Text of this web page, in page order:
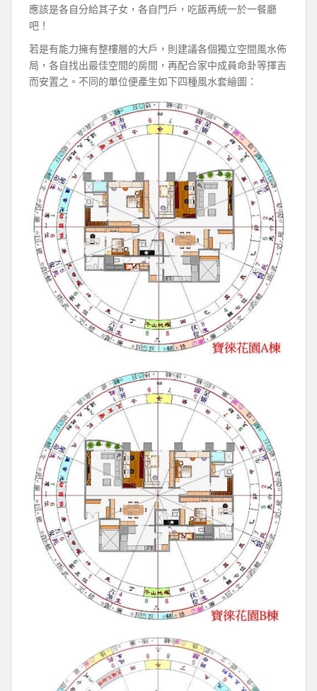
應該是各自分給其子女，各自門戶，吃飯再統一於一餐廳
吧！
若是有能力擁有整樓層的大戶，則建議各個獨立空間風水佈
局，各自找出最佳空間的房間，再配合家中成員命卦等擇吉
而安置之。不同的單位便產生如下四種風水套繪圖：